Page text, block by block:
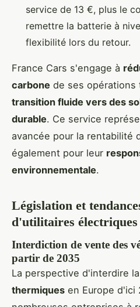
service de 13 €, plus le
remettre la batterie à
flexibilité lors du retour.
France Cars s'engage à
carbone de ses opérations
transition fluide vers des
durable. Ce service
avancée pour la rentabilité
également pour leur
environnementale.
Législation et
d'utilitaires électriques
Interdiction de vente des
partir de 2035
La perspective d'interdire la
thermiques en Europe d'ici